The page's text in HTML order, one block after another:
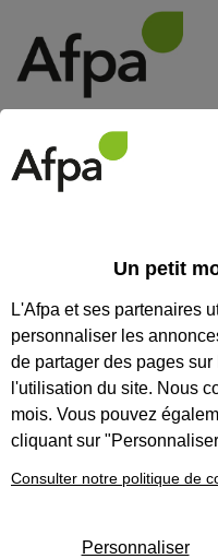
CONTRAT
Un petit
L'Afpa et ses partenaires
personnaliser les
de partager des pages
l'utilisation du site. Nous
mois. Vous pouvez
cliquant sur
Consulter notre politique de
Personnaliser